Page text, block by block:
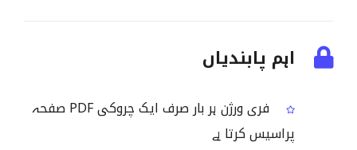
اہم پابندیاں
فری ورژن ہر بار صرف ایک چروکی PDF صفحہ
پراسیس کرتا ہے